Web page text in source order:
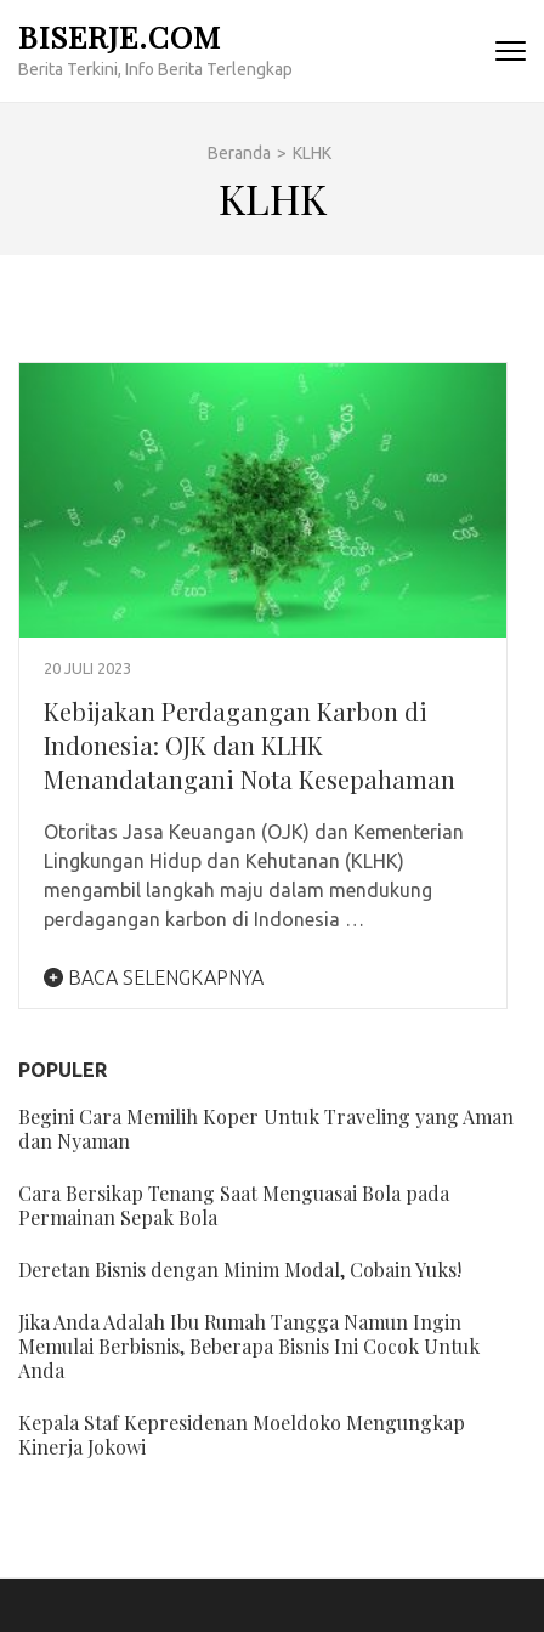
konten
BISERJE.COM
Berita Terkini, Info Berita Terlengkap
Beranda > KLHK
KLHK
20 JULI 2023
Kebijakan Perdagangan Karbon di
Indonesia: OJK dan KLHK
Menandatangani Nota Kesepahaman
Otoritas Jasa Keuangan (OJK) dan Kementerian
Lingkungan Hidup dan Kehutanan (KLHK)
mengambil langkah maju dalam mendukung
perdagangan karbon di Indonesia …
BACA SELENGKAPNYA
POPULER
Begini Cara Memilih Koper Untuk Traveling yang Aman
dan Nyaman
Cara Bersikap Tenang Saat Menguasai Bola pada
Permainan Sepak Bola
Deretan Bisnis dengan Minim Modal, Cobain Yuks!
Jika Anda Adalah Ibu Rumah Tangga Namun Ingin
Memulai Berbisnis, Beberapa Bisnis Ini Cocok Untuk
Anda
Kepala Staf Kepresidenan Moeldoko Mengungkap
Kinerja Jokowi